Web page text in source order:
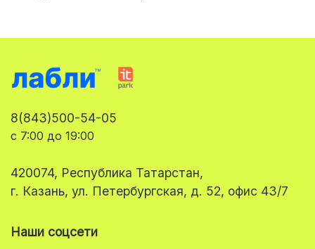
8(843)500-54-05
с 7:00 до 19:00
420074, Республика Татарстан,
г. Казань, ул. Петербургская, д. 52, офис 43/7
Наши соцсети